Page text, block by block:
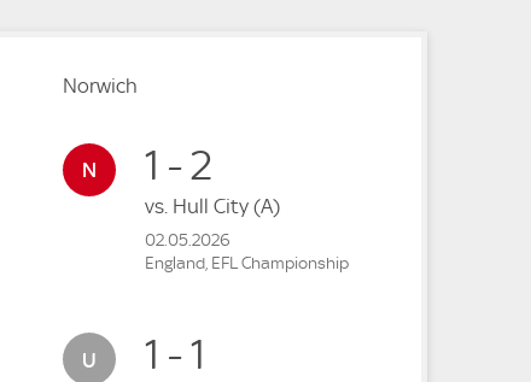
Norwich
1 - 2
vs. Hull City (A)
02.05.2026
England, EFL Championship
1 - 1